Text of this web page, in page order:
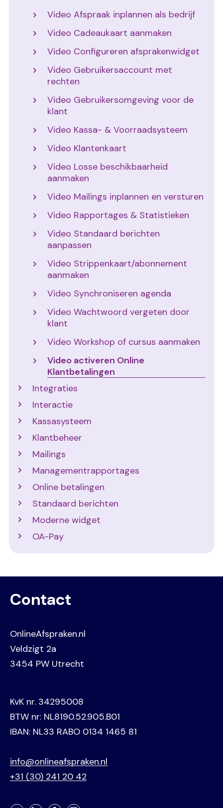
Video Afspraak inplannen als bedrijf
Video Cadeaukaart aanmaken
Video Configureren afsprakenwidget
Video Gebruikersaccount met
rechten
Video Gebruikersomgeving voor de
klant
Video Kassa- & Voorraadsysteem
Video Klantenkaart
Video Losse beschikbaarheid
aanmaken
Video Mailings inplannen en versturen
Video Rapportages & Statistieken
Video Standaard berichten
aanpassen
Video Strippenkaart/abonnement
aanmaken
Video Synchroniseren agenda
Video Wachtwoord vergeten door
klant
Video Workshop of cursus aanmaken
Video activeren Online
Klantbetalingen
Integraties
Interactie
Kassasysteem
Klantbeheer
Mailings
Managementrapportages
Online betalingen
Standaard berichten
Moderne widget
OA-Pay
Contact
OnlineAfspraken.nl
Veldzigt 2a
3454 PW Utrecht
KvK nr. 34295008
BTW nr: NL8190.52.905.B01
IBAN: NL33 RABO 0134 1465 81
info@onlineafspraken.nl
+31 (30) 241 20 42